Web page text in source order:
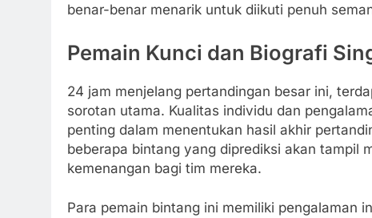
benar-benar menarik untuk diikuti penuh
Pemain Kunci dan Biografi
24 jam menjelang pertandingan besar ini,
sorotan utama. Kualitas individu dan
penting dalam menentukan hasil akhir
beberapa bintang yang diprediksi akan tampil
kemenangan bagi tim mereka.
Para pemain bintang ini memiliki pengalaman